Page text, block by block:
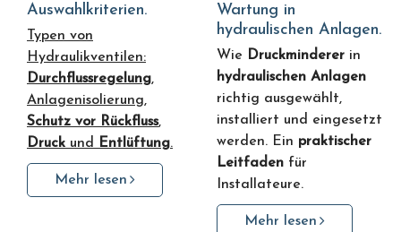
Auswahlkriterien.
Typen von
Hydraulikventilen:
Durchflussregelung,
Anlagenisolierung,
Schutz vor Rückfluss,
Druck und Entlüftung.
Mehr lesen
Wartung in
hydraulischen Anlagen.
Wie Druckminderer in
hydraulischen Anlagen
richtig ausgewählt,
installiert und eingesetzt
werden. Ein praktischer
Leitfaden für
Installateure.
Mehr lesen